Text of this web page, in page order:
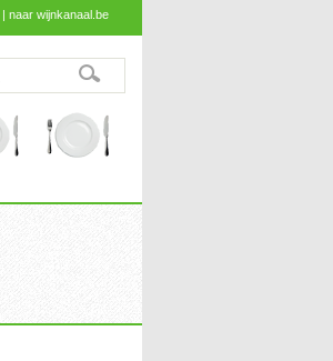
| naar wijnkanaal.be